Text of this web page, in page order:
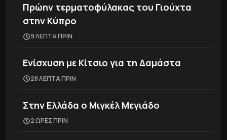
Πρώην τερματοφύλακας του Γιούχτα
στην Κύπρο
9 ΛΕΠΤΑ ΠΡΙΝ
Ενίσχυση με Κίτσιο για τη Δαμάστα
28 ΛΕΠΤΑ ΠΡΙΝ
Στην Ελλάδα ο Μιγκέλ Μεγιάδο
2 ΩΡΕΣ ΠΡΙΝ